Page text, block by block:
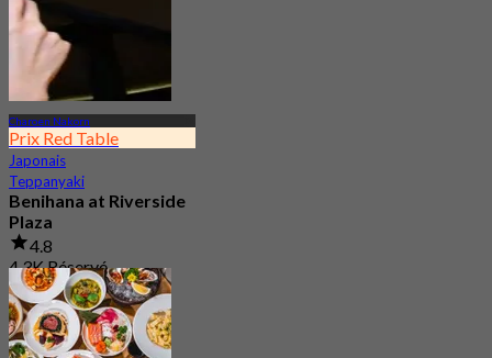
Charoen Nakorn
Prix Red Table
Japonais
Teppanyaki
Benihana at Riverside
Plaza
4.8
4.3K Réservé
De฿ 550